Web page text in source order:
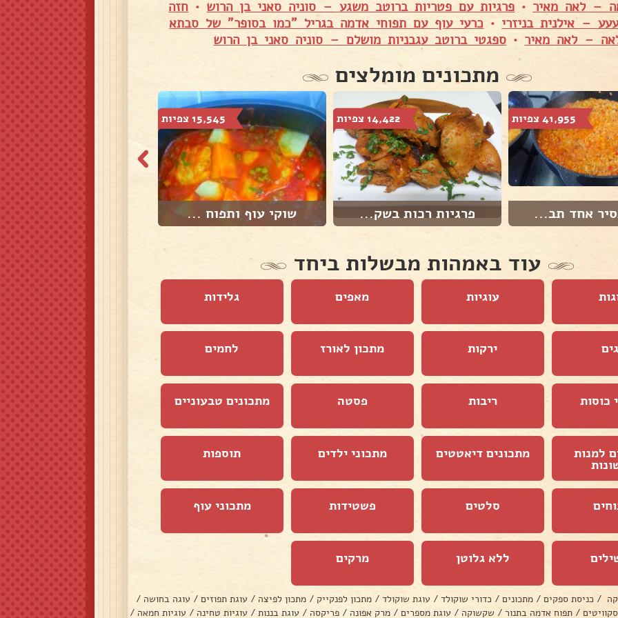
– לאה מאיר•פרגיות עם פטריות ברוטב משגע – סוניה סאני בן הרוש•חזה
– אילנית בניזרי•כרעי עוף עם תפוחי אדמה בגריל "כמו בסופר" של סבתא
– לאה מאיר•ספגטי ברוטב עגבניות מושלם – סוניה סאני בן הרוש
מתכונים מומלצים
41,955 צפיות
אחד תב...
14,422 צפיות
פרגיות רכות בשק...
15,545 צפיות
שוקי עוף ותפוח ...
עוד באמהות מבשלות ביחד
עוגיות מאפים גלידות
ירקות מתכון לאורז לחמים
כוסות ריבות פסטה מתכונים טבעוניים
למנות מתכונים דיאטטים מתכוני ילדים תוספות
סלטים פשטידות מתכוני עוף
ללא גלוטן מרקים
/ כניסת ספקים / מתכונים / כדורי שוקולד / עוגת שוקולד / מתכון לפנקייק / מתכון לפיצה / עוגת תפוזים / עוגה בחושה /
/ תפוח אדמה בתנור / שקשוקה / עוגת מספרים / מרק אפונה / פריקסה / עוגת בננות / עוגיות טחינה / עוגיות חמאה /